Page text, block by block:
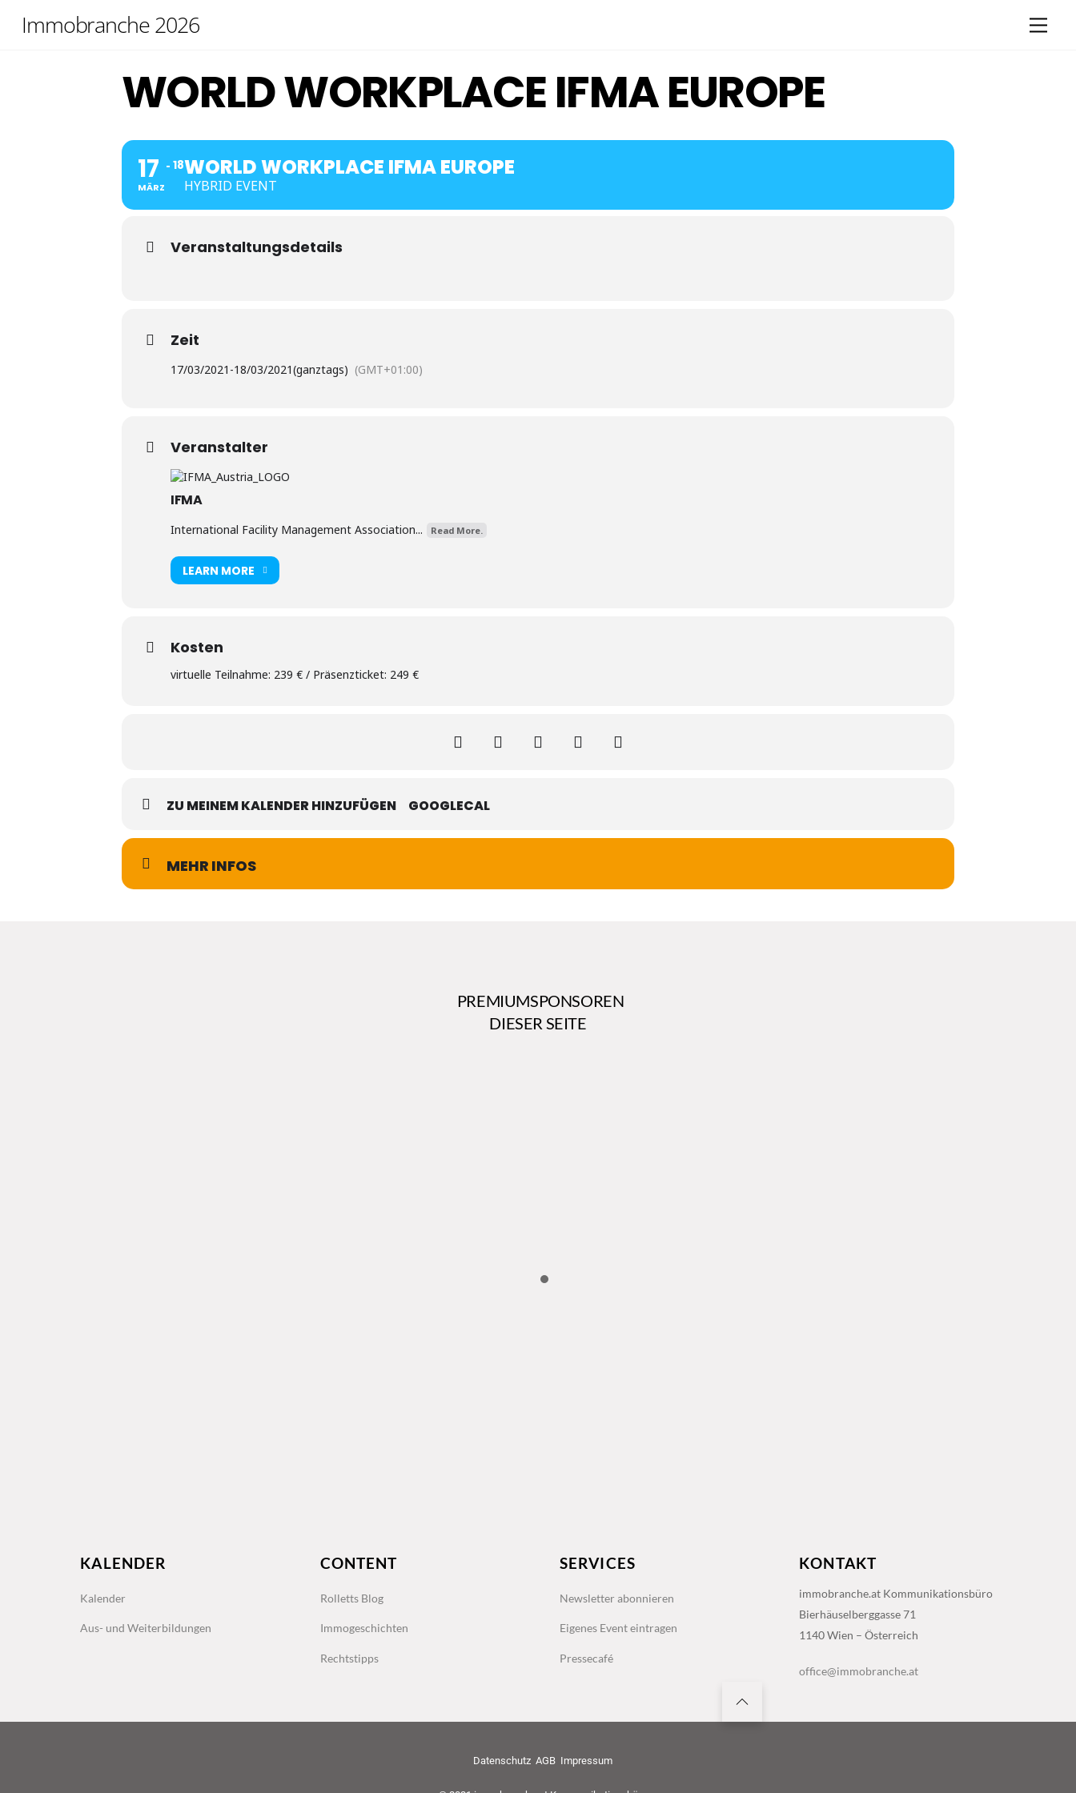
Immobranche 2026
WORLD WORKPLACE IFMA EUROPE
17
MÄRZ
18WORLD WORKPLACE IFMA EUROPE
HYBRID EVENT
Veranstaltungsdetails
Zeit
17/03/2021 -18/03/2021(ganztags) (GMT+01:00)
Veranstalter
IFMA
International Facility Management Association... Read More.
LEARN MORE
Kosten
virtuelle Teilnahme: 239 € / Präsenzticket: 249 €
ZU MEINEM KALENDER HINZUFÜGEN GOOGLECAL
MEHR INFOS
PREMIUMSPONSOREN
DIESER SEITE
KALENDER
Kalender
Aus- und Weiterbildungen
CONTENT
Rolletts Blog
Immogeschichten
Rechtstipps
SERVICES
Newsletter abonnieren
Eigenes Event eintragen
Pressecafé
KONTAKT
immobranche.at Kommunikationsbüro
Bierhäuselberggasse 71
1140 Wien – Österreich
office@immobranche.at
Datenschutz AGB Impressum